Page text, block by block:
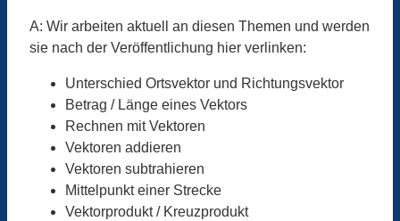
A: Wir arbeiten aktuell an diesen Themen und werden
sie nach der Veröffentlichung hier verlinken:
Unterschied Ortsvektor und Richtungsvektor
Betrag / Länge eines Vektors
Rechnen mit Vektoren
Vektoren addieren
Vektoren subtrahieren
Mittelpunkt einer Strecke
Vektorprodukt / Kreuzprodukt